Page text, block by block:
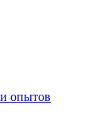
опытов